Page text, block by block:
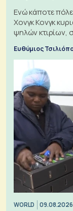
Ενώ κάποτε
Χονγκ Κονγκ
ψηλών κτιρίων,
Ευθύμιος
WORLD